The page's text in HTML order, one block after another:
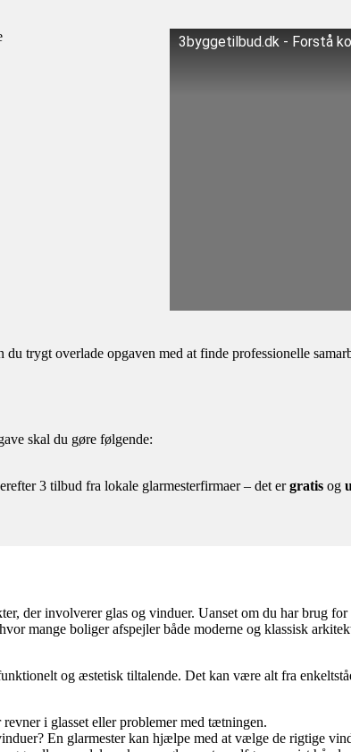
3byggetilbud.dk - Forstå
trygt overlade opgaven med at finde professionelle
skal du gøre følgende:
3 tilbud fra lokale glarmesterfirmaer – det ergratis og
der involverer glas og vinduer. Uanset om du har brug
mange boliger afspejler både moderne og klassisk
og æstetisk tiltalende. Det kan være alt fra
i glasset eller problemer med tætningen.
En glarmester kan hjælpe med at vælge de rigtige